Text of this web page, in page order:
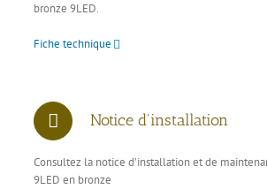
bronze 9LED.
Fiche technique
Notice d'installation
Consultez la notice d’installation et de
9LED en bronze